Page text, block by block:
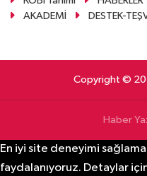
AKADEMİ
DESTEK-
Copyright ©
Haber
En iyi site deneyimi
faydalanıyoruz. Detaylar